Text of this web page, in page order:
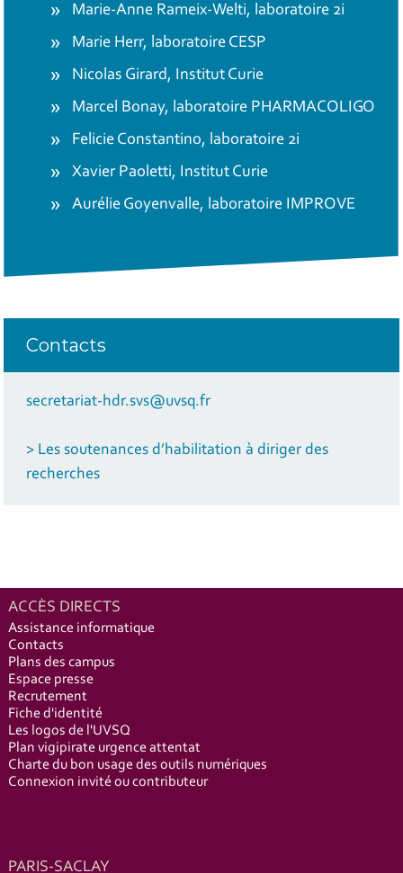
Marie-Anne Rameix-Welti, laboratoire 2i
Marie Herr, laboratoire CESP
Nicolas Girard, Institut Curie
Marcel Bonay, laboratoire PHARMACOLIGO
Felicie Constantino, laboratoire 2i
Xavier Paoletti, Institut Curie
Aurélie Goyenvalle, laboratoire IMPROVE
Contacts
secretariat-hdr.svs@uvsq.fr
> Les soutenances d’habilitation à diriger des
recherches
ACCÈS DIRECTS
Assistance informatique
Contacts
Plans des campus
Espace presse
Recrutement
Fiche d'identité
Les logos de l'UVSQ
Plan vigipirate urgence attentat
Charte du bon usage des outils numériques
Connexion invité ou contributeur
PARIS-SACLAY